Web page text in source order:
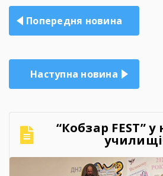
Навігація
записів
Попередня новина
Наступна новина
“Кобзар FEST”